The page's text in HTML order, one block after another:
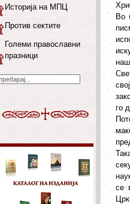
Во
го
се
Историја на МПЦ
Против сектите
Големи православни
празници